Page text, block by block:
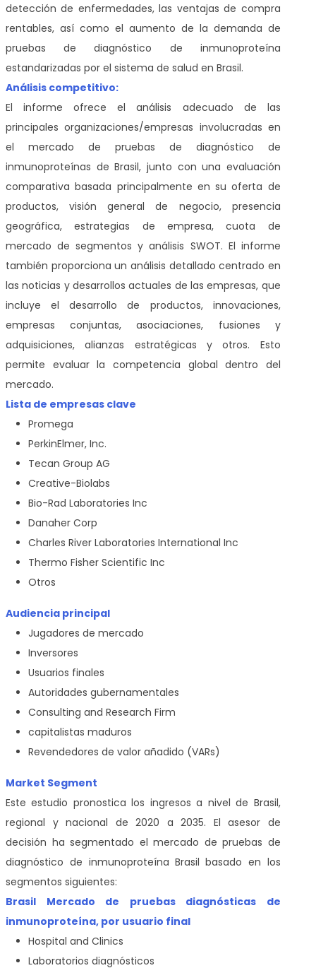
detección de enfermedades, las ventajas de compra
rentables, así como el aumento de la demanda de
pruebas de diagnóstico de inmunoproteína
estandarizadas por el sistema de salud en Brasil.
Análisis competitivo:
El informe ofrece el análisis adecuado de las
principales organizaciones/empresas involucradas en
el mercado de pruebas de diagnóstico de
inmunoproteínas de Brasil, junto con una evaluación
comparativa basada principalmente en su oferta de
productos, visión general de negocio, presencia
geográfica, estrategias de empresa, cuota de
mercado de segmentos y análisis SWOT. El informe
también proporciona un análisis detallado centrado en
las noticias y desarrollos actuales de las empresas, que
incluye el desarrollo de productos, innovaciones,
empresas conjuntas, asociaciones, fusiones y
adquisiciones, alianzas estratégicas y otros. Esto
permite evaluar la competencia global dentro del
mercado.
Lista de empresas clave
Promega
PerkinElmer, Inc.
Tecan Group AG
Creative-Biolabs
Bio-Rad Laboratories Inc
Danaher Corp
Charles River Laboratories International Inc
Thermo Fisher Scientific Inc
Otros
Audiencia principal
Jugadores de mercado
Inversores
Usuarios finales
Autoridades gubernamentales
Consulting and Research Firm
capitalistas maduros
Revendedores de valor añadido (VARs)
Market Segment
Este estudio pronostica los ingresos a nivel de Brasil,
regional y nacional de 2020 a 2035. El asesor de
decisión ha segmentado el mercado de pruebas de
diagnóstico de inmunoproteína Brasil basado en los
segmentos siguientes:
Brasil Mercado de pruebas diagnósticas de
inmunoproteína, por usuario final
Hospital and Clinics
Laboratorios diagnósticos